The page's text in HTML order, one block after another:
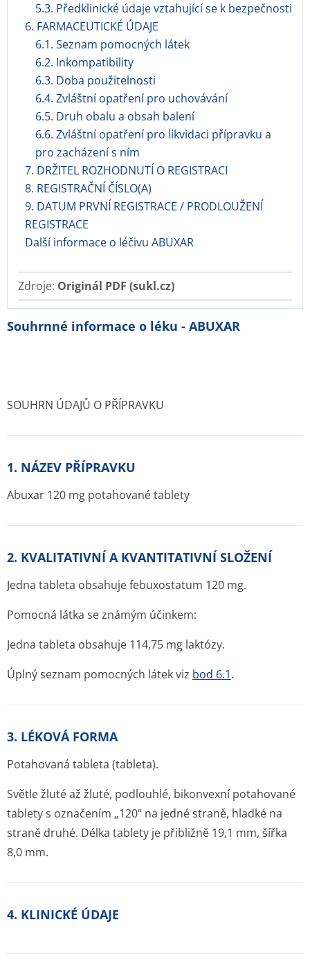
5.3. Předklinické údaje vztahující se k bezpečnosti
6. FARMACEUTICKÉ ÚDAJE
6.1. Seznam pomocných látek
6.2. Inkompatibility
6.3. Doba použitelnosti
6.4. Zvláštní opatření pro uchovávání
6.5. Druh obalu a obsah balení
6.6. Zvláštní opatření pro likvidaci přípravku a
pro zacházení s ním
7. DRŽITEL ROZHODNUTÍ O REGISTRACI
8. REGISTRAČNÍ ČÍSLO(A)
9. DATUM PRVNÍ REGISTRACE / PRODLOUŽENÍ
REGISTRACE
Další informace o léčivu ABUXAR
Zdroje: Originál PDF (sukl.cz)
Souhrnné informace o léku - ABUXAR
SOUHRN ÚDAJŮ O PŘÍPRAVKU
1. NÁZEV PŘÍPRAVKU
Abuxar 120 mg potahované tablety
2. KVALITATIVNÍ A KVANTITATIVNÍ SLOŽENÍ
Jedna tableta obsahuje febuxostatum 120 mg.
Pomocná látka se známým účinkem:
Jedna tableta obsahuje 114,75 mg laktózy.
Úplný seznam pomocných látek viz bod 6.1.
3. LÉKOVÁ FORMA
Potahovaná tableta (tableta).
Světle žluté až žluté, podlouhlé, bikonvexní potahované
tablety s označením „120“ na jedné straně, hladké na
straně druhé. Délka tablety je přibližně 19,1 mm, šířka
8,0 mm.
4. KLINICKÉ ÚDAJE